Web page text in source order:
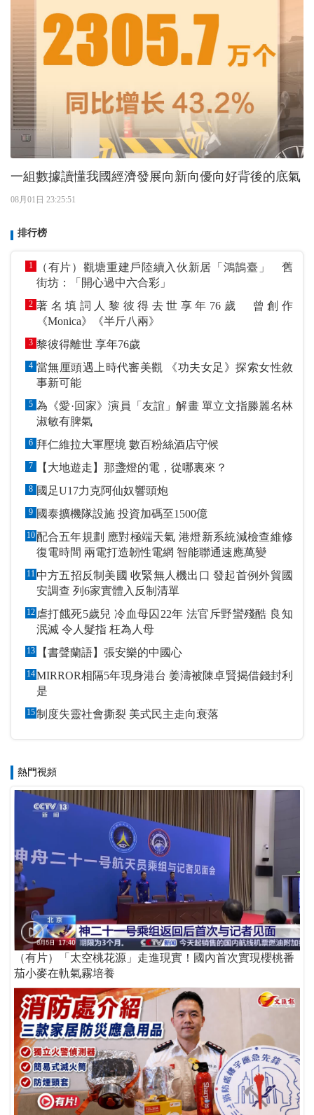
一組數據讀懂我國經濟發展向新向優向好背後的底氣
08月01日 23:25:51
排行榜
1
（有片）觀塘重建戶陸續入伙新居「鴻鵠臺」 舊
街坊：「開心過中六合彩」
2 著名填詞人黎彼得去世享年76歲 曾創作
《Monica》《半斤八兩》
3 黎彼得離世 享年76歲
4 當無厘頭遇上時代審美觀 《功夫女足》探索女性敘
事新可能
5 為《愛·回家》演員「友誼」解畫 單立文指滕麗名林
淑敏有脾氣
6 拜仁維拉大軍壓境 數百粉絲酒店守候
7 【大地遊走】那盞燈的電，從哪裏來？
8 國足U17力克阿仙奴響頭炮
9 國泰擴機隊設施 投資加碼至1500億
10 配合五年規劃 應對極端天氣 港燈新系統減檢查維修
復電時間 兩電打造韌性電網 智能聯通速應萬變
11 中方五招反制美國 收緊無人機出口 發起首例外貿國
安調查 列6家實體入反制清單
12 虐打餓死5歲兒 冷血母囚22年 法官斥野蠻殘酷 良知
泯滅 令人髮指 枉為人母
13 【書聲蘭語】張安樂的中國心
14MIRROR相隔5年現身港台 姜濤被陳卓賢揭借錢封利
是
15 制度失靈社會撕裂 美式民主走向衰落
熱門視頻
（有片）「太空桃花源」走進現實！國內首次實現櫻桃番
茄小麥在軌氣霧培養